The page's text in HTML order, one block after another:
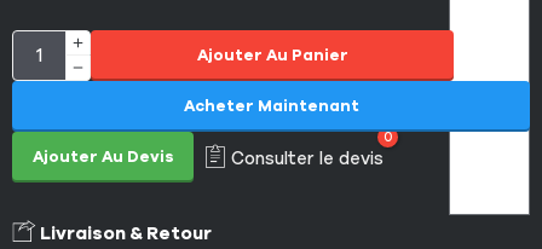
Ajouter Au Panier
Ajouter Au Devis Consulter le devis
0
Acheter Maintenant
Livraison & Retour